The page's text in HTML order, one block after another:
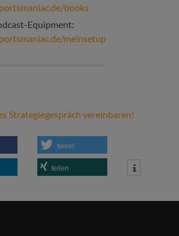
books
Equipment:
meinsetup
Strategiegespräch vereinbaren!
tweet
teilen